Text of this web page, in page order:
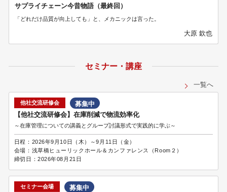
サプライチェーン今昔物語（最終回）
「どれだけ品質が向上しても」と、メカニックは言った。
大原 欽也
セミナー・講座
一覧へ
他社交流研修会
募集中
【他社交流研修会】在庫削減で物流効率化
～在庫管理についての講義とグループ討議形式で実践的に学ぶ～
日程： 2026年9月10日（木）～9月11日（金）
会場： 浅草橋ヒューリックホール＆カンファレンス（Room２）
締切日：2026年08月21日
セミナー会場
募集中